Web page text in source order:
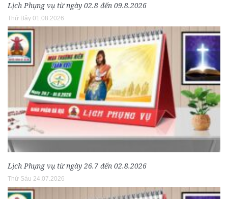
Lịch Phụng vụ từ ngày 02.8 đến 09.8.2026
Thứ Bảy 01.08.2026
Lịch Phụng vụ từ ngày 26.7 đến 02.8.2026
Thứ Sáu 24.07.2026